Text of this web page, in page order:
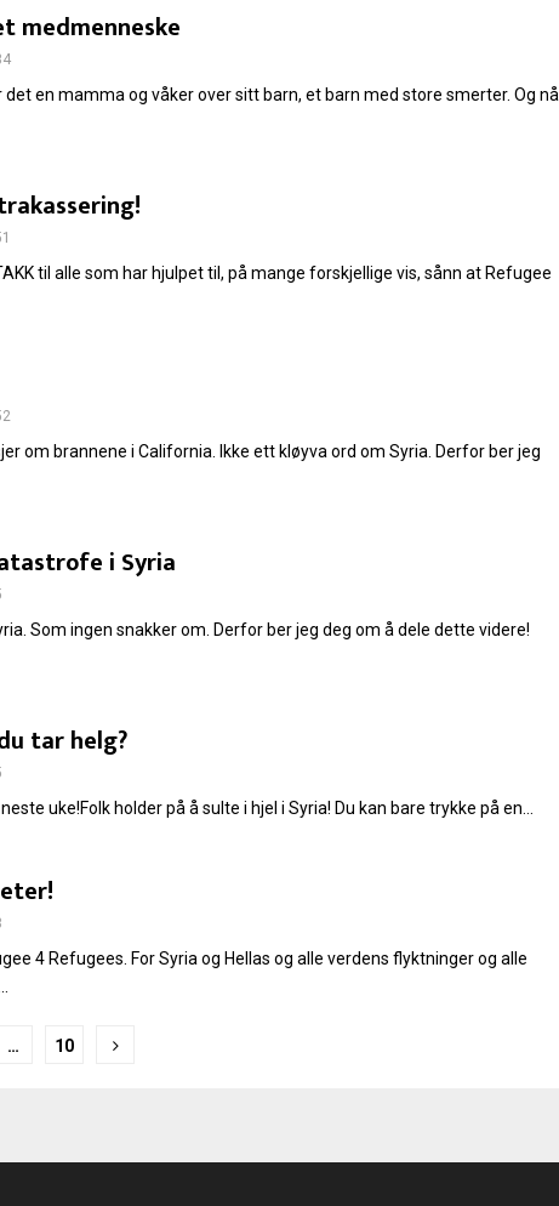
medmenneske
en mamma og våker over sitt barn, et barn med store smerter. Og nå
til alle som har hjulpet til, på mange forskjellige vis, sånn at Refugee
om brannene i California. Ikke ett kløyva ord om Syria. Derfor ber jeg
i Syria
Som ingen snakker om. Derfor ber jeg deg om å dele dette videre!
tar helg?
uke!Folk holder på å sulte i hjel i Syria! Du kan bare trykke på en...
4 Refugees. For Syria og Hellas og alle verdens flyktninger og alle
… 10